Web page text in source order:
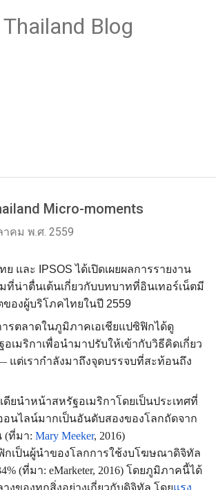
Thailand Blog
Micro-moments
คม พ.ศ. 2559
ย และ IPSOSได้เปิดเผยผลการรายงาน
ที่น่าตื่นเต้นเกี่ยวกับบทบาทที่อินเทอร์เน็ตมี
ของผู้บริโภคไทยในปี 2559
รตลาดในภูมิภาคเอเชียแปซิฟิกได้ดู
เมริกาเพื่อนำมาปรับให้เข้ากับวิธีคิดเกี่ยว
แต่เรากำลังมาถึงจุดบรรจบที่สะท้อนถึง
ดียนำหน้าสหรัฐอเมริกาโดยเป็นประเทศที่
อนไลน์มากเป็นอันดับสองของโลกถัดจาก
(ที่มา: Mary Meeker, 2016)
กเป็นผู้นำของโลกการใช้งบโฆษณาดิจิทัล
(ที่มา: eMarketer, 2016) โดยภูมิภาคนี้ได้
งของทุกสิ่งอย่างเกี่ยวกับดิจิทัล โดยแรง